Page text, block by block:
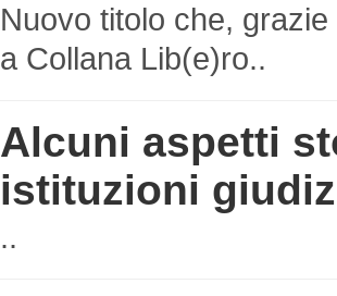
Nuovo titolo che,
Collana Lib(e)ro..
Alcuni aspetti
istituzioni
..